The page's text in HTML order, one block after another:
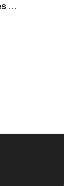
Pedido para retirar el miércoles de 9 a 13 hs